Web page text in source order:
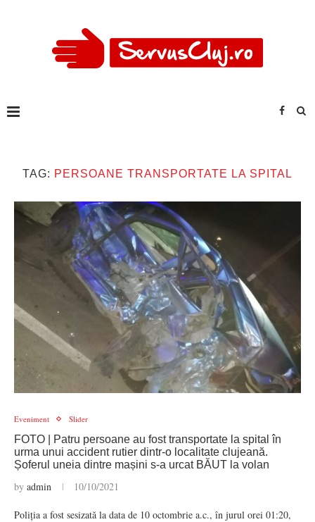
TAG: PERSOANE TRANSPORTATE LA SPITAL
Eveniment Slider
FOTO | Patru persoane au fost transportate la spital în
urma unui accident rutier dintr-o localitate clujeană.
Șoferul uneia dintre mașini s-a urcat BĂUT la volan
by admin 10/10/2021
Poliția a fost sesizată la data de 10 octombrie a.c., în jurul orei 01:20,